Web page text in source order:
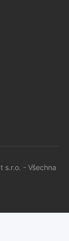
s.r.o. - Všechna